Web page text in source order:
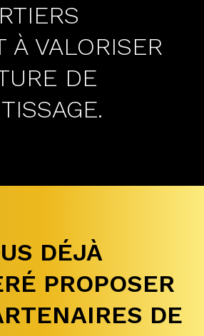
À VALORISER
DE
DÉJÀ
PROPOSER
DE